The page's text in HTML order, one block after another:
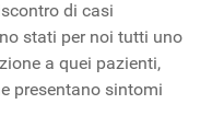
di casi
stati per noi tutti uno
a quei pazienti,
presentano sintomi